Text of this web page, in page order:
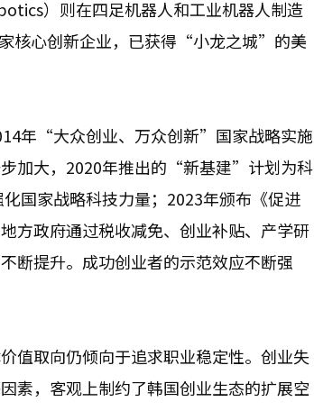
）则在四足机器人和工业机器人制造
核心创新企业，已获得“小龙之城”的美
年“大众创业、万众创新”国家战略实施
加大，2020年推出的“新基建”计划为科
国家战略科技力量；2023年颁布《促进
方政府通过税收减免、创业补贴、产学研
断提升。成功创业者的示范效应不断强
值取向仍倾向于追求职业稳定性。创业失
素，客观上制约了韩国创业生态的扩展空